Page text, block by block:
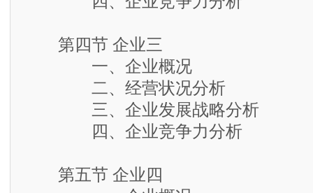
第四节 企业三
一、企业概况
二、经营状况分析
三、企业发展战略分析
四、企业竞争力分析
第五节 企业四